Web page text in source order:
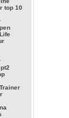
top 10